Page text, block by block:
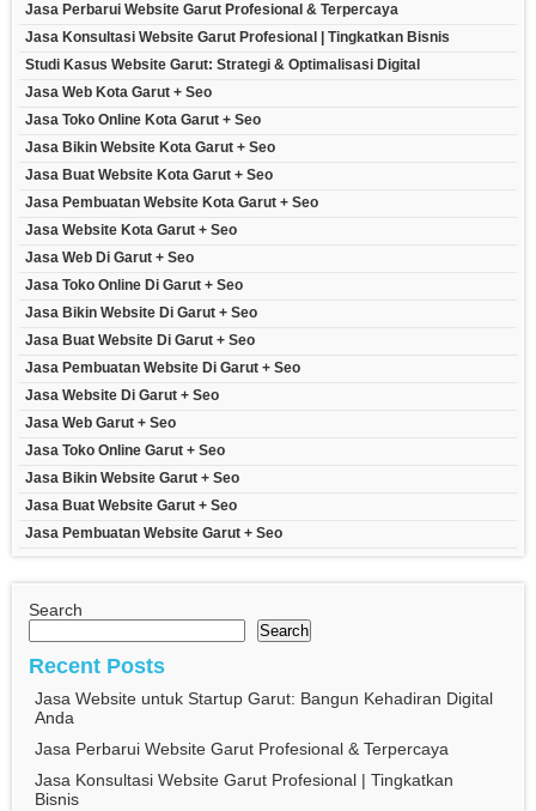
Jasa Perbarui Website Garut Profesional & Terpercaya
Jasa Konsultasi Website Garut Profesional | Tingkatkan Bisnis
Studi Kasus Website Garut: Strategi & Optimalisasi Digital
Jasa Web Kota Garut + Seo
Jasa Toko Online Kota Garut + Seo
Jasa Bikin Website Kota Garut + Seo
Jasa Buat Website Kota Garut + Seo
Jasa Pembuatan Website Kota Garut + Seo
Jasa Website Kota Garut + Seo
Jasa Web Di Garut + Seo
Jasa Toko Online Di Garut + Seo
Jasa Bikin Website Di Garut + Seo
Jasa Buat Website Di Garut + Seo
Jasa Pembuatan Website Di Garut + Seo
Jasa Website Di Garut + Seo
Jasa Web Garut + Seo
Jasa Toko Online Garut + Seo
Jasa Bikin Website Garut + Seo
Jasa Buat Website Garut + Seo
Jasa Pembuatan Website Garut + Seo
Search
Search
Recent Posts
Jasa Website untuk Startup Garut: Bangun Kehadiran Digital
Anda
Jasa Perbarui Website Garut Profesional & Terpercaya
Jasa Konsultasi Website Garut Profesional | Tingkatkan
Bisnis